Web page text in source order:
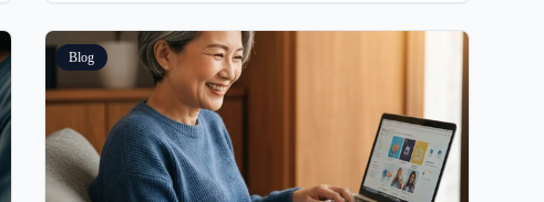
Blog